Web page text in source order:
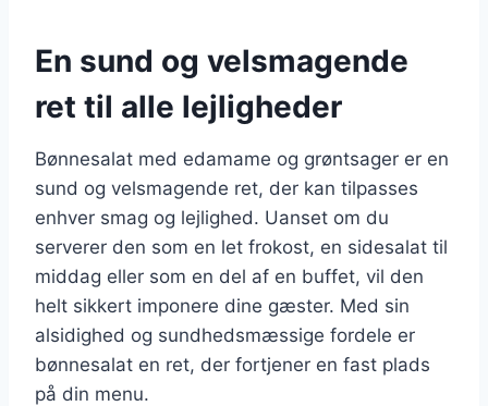
En sund og velsmagende
ret til alle lejligheder
Bønnesalat med edamame og grøntsager er en
sund og velsmagende ret, der kan tilpasses
enhver smag og lejlighed. Uanset om du
serverer den som en let frokost, en sidesalat til
middag eller som en del af en buffet, vil den
helt sikkert imponere dine gæster. Med sin
alsidighed og sundhedsmæssige fordele er
bønnesalat en ret, der fortjener en fast plads
på din menu.